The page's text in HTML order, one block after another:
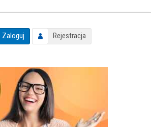
Zaloguj Rejestracja